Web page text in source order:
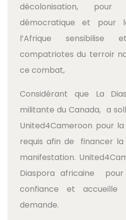
décolonisation,
démocratique et pour
l’Afrique sensibilise
compatriotes du terroir
ce combat,
Considérant que La
militante du Canada, a
United4Cameroon pour
requis afin de financer
manifestation.
Diaspora africaine
confiance et accueille
demande.